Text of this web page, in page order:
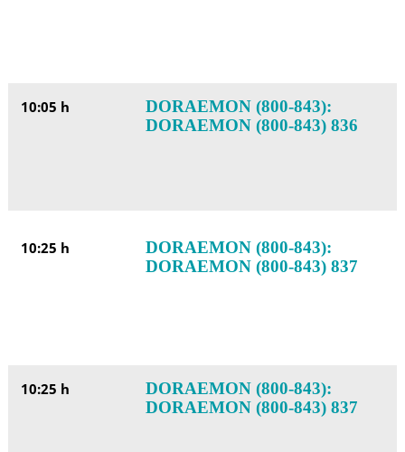
10:05 h
DORAEMON (800-843):
DORAEMON (800-843) 836
10:25 h
DORAEMON (800-843):
DORAEMON (800-843) 837
10:25 h
DORAEMON (800-843):
DORAEMON (800-843) 837